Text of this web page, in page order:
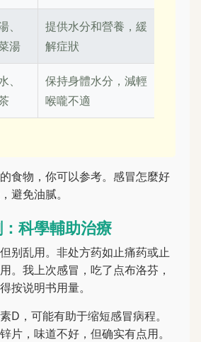
、
湯
提供水分和營養，緩
解症狀
、
保持身體水分，減輕
喉嚨不適
食物，你可以参考。感冒怎麼好
避免油腻。
科學輔助治療
别乱用。非处方药如止痛药或止
。我上次感冒，吃了点布洛芬，
按说明书用量。
D，可能有助于缩短感冒病程。
片，味道不好，但确实有点用。